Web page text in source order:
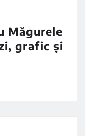
Măgurele
grafic și